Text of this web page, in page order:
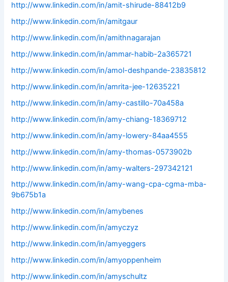
http://www.linkedin.com/in/amit-shirude-88412b9
http://www.linkedin.com/in/amitgaur
http://www.linkedin.com/in/amithnagarajan
http://www.linkedin.com/in/ammar-habib-2a365721
http://www.linkedin.com/in/amol-deshpande-23835812
http://www.linkedin.com/in/amrita-jee-12635221
http://www.linkedin.com/in/amy-castillo-70a458a
http://www.linkedin.com/in/amy-chiang-18369712
http://www.linkedin.com/in/amy-lowery-84aa4555
http://www.linkedin.com/in/amy-thomas-0573902b
http://www.linkedin.com/in/amy-walters-297342121
http://www.linkedin.com/in/amy-wang-cpa-cgma-mba-
9b675b1a
http://www.linkedin.com/in/amybenes
http://www.linkedin.com/in/amyczyz
http://www.linkedin.com/in/amyeggers
http://www.linkedin.com/in/amyoppenheim
http://www.linkedin.com/in/amyschultz